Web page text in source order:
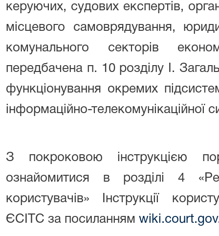
керуючих, судових експертів,
місцевого самоврядування,
комунального секторів
передбачена п. 10 розділу I.
функціонування окремих
інформаційно-телекомунікаційної
З покроковою інструкцією
ознайомитися в розділі 4
користувачів» Інструкції
ЄСІТС за посиланням